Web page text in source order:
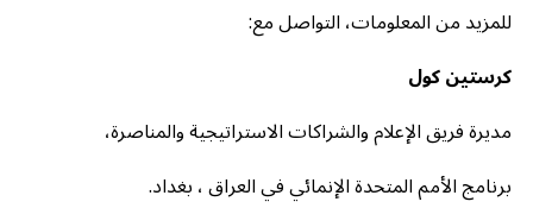
للمزيد من المعلومات، التواصل مع:
كرستين كول
مديرة فريق الإعلام والشراكات الاستراتيجية والمناصرة،
برنامج الأمم المتحدة الإنمائي في العراق ، بغداد.